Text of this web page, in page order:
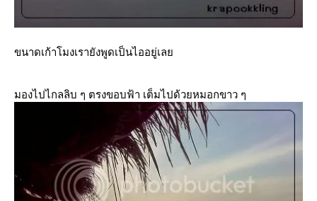
ขนาดเก้าโมงเรายังพูดเป็นไออยู่เล
มองไปไกลลิบ ๆ ตรงขอบฟ้า เต็มไปด้วยหมอกขาว ๆ